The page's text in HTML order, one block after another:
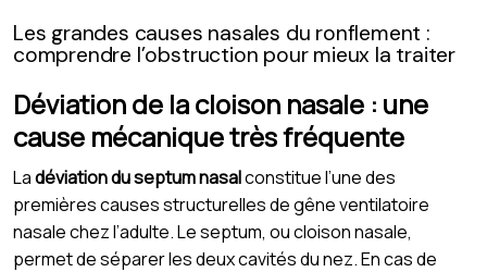
Les grandes causes nasales du ronflement :
comprendre l’obstruction pour mieux la traiter
Déviation de la cloison nasale : une
cause mécanique très fréquente
Ladéviation du septum nasalconstitue l’une des
premières causes structurelles de gêne ventilatoire
nasale chez l’adulte. Le septum, ou cloison nasale,
permet de séparer les deux cavités du nez. En cas de